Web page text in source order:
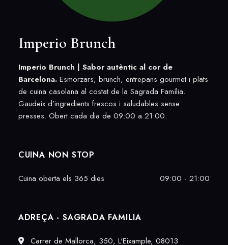
Imperio Brunch
Imperio Brunch | Sabor autèntic al cor de
Barcelona.Esmorzars, brunch, entrepans gourmet i plats
de cuina casolana al costat de la Sagrada Família.
Gaudeix d’ingredients frescos i saludables sense
presses. Obert cada dia de 09:00 a 21:00.
CUINA NON STOP
Cuina oberta els 365 dies 09:00 - 21:00
ADREÇA - SAGRADA FAMILIA
Carrer de Mallorca, 350, L'Eixample, 08013